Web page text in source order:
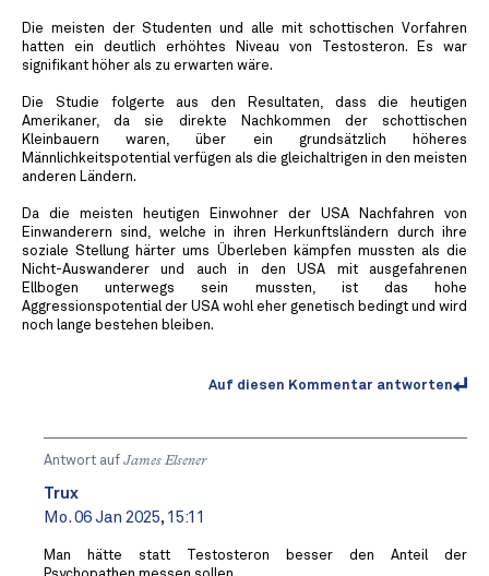
Die meisten der Studenten und alle mit schottischen Vorfahren
hatten ein deutlich erhöhtes Niveau von Testosteron. Es war
signifikant höher als zu erwarten wäre.
Die Studie folgerte aus den Resultaten, dass die heutigen
Amerikaner, da sie direkte Nachkommen der schottischen
Kleinbauern waren, über ein grundsätzlich höheres
Männlichkeitspotential verfügen als die gleichaltrigen in den meisten
anderen Ländern.
Da die meisten heutigen Einwohner der USA Nachfahren von
Einwanderern sind, welche in ihren Herkunftsländern durch ihre
soziale Stellung härter ums Überleben kämpfen mussten als die
Nicht-Auswanderer und auch in den USA mit ausgefahrenen
Ellbogen unterwegs sein mussten, ist das hohe
Aggressionspotential der USA wohl eher genetisch bedingt und wird
noch lange bestehen bleiben.
Auf diesen Kommentar antworten
Antwort auf James Elsener
Trux
Mo. 06 Jan 2025, 15:11
Man hätte statt Testosteron besser den Anteil der